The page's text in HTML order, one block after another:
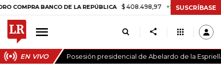
BANCO DE LA REPÚBLICA $ 408.498,97 +$ 8.753,81 +2,19%
SUSCRÍBASE
EN VIVO Posesión presidencial de Abelardo de la